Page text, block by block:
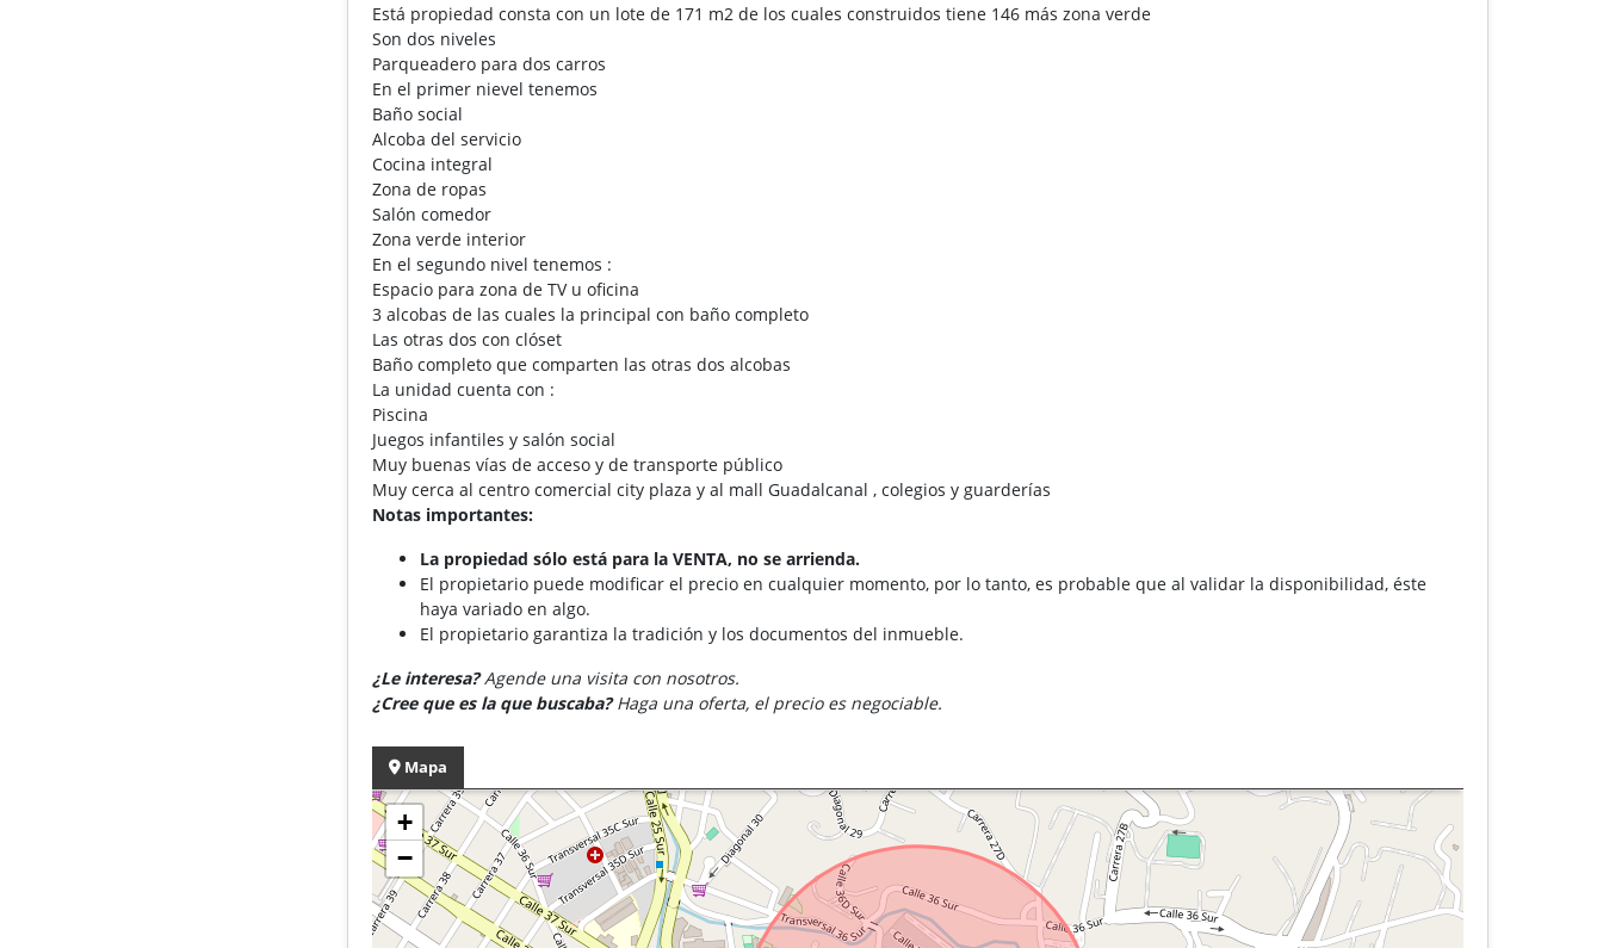
Está propiedad consta con un lote de 171 m2 de los cuales construidos tiene 146 más zona verde
Son dos niveles
Parqueadero para dos carros
En el primer nievel tenemos
Baño social
Alcoba del servicio
Cocina integral
Zona de ropas
Salón comedor
Zona verde interior
En el segundo nivel tenemos :
Espacio para zona de TV u oficina
3 alcobas de las cuales la principal con baño completo
Las otras dos con clóset
Baño completo que comparten las otras dos alcobas
La unidad cuenta con :
Piscina
Juegos infantiles y salón social
Muy buenas vías de acceso y de transporte público
Muy cerca al centro comercial city plaza y al mall Guadalcanal , colegios y guarderías
Notas importantes:
La propiedad sólo está para la VENTA, no se arrienda.
El propietario puede modificar el precio en cualquier momento, por lo tanto, es probable que al validar la disponibilidad, éste
haya variado en algo.
El propietario garantiza la tradición y los documentos del inmueble.
¿Le interesa?Agende una visita con nosotros.
¿Cree que es la que buscaba?Haga una oferta, el precio es negociable.
Mapa
+
−